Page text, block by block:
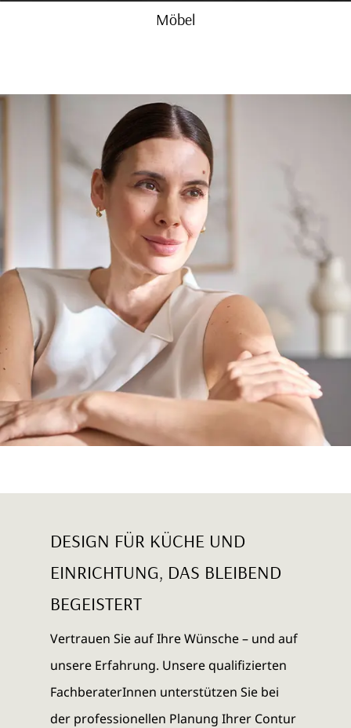
Möbel
DESIGN FÜR KÜCHE UND
EINRICHTUNG, DAS BLEIBEND
BEGEISTERT
Vertrauen Sie auf Ihre Wünsche – und auf
unsere Erfahrung. Unsere qualifizierten
FachberaterInnen unterstützen Sie bei
der professionellen Planung Ihrer Contur